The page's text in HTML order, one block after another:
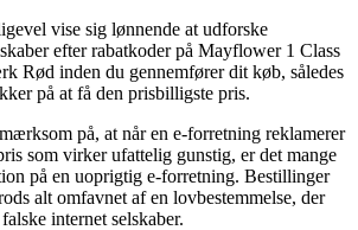
vise sig lønnende at udforske
efter rabatkoder på Mayflower 1 Class
Rød inden du gennemfører dit køb, således
på at få den prisbilligste pris.
på, at når en e-forretning reklamerer
som virker ufattelig gunstig, er det mange
på en uoprigtig e-forretning. Bestillinger
alt omfavnet af en lovbestemmelse, der
internet selskaber.